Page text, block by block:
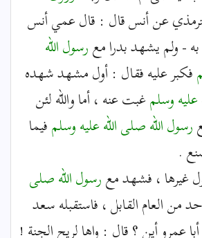
عن أنس قال : قال عمي أنس
- ولم يشهد بدرا معرسول الله
فكبر عليه فقال : أول مشهد شهده
وسلمغبت عنه ، أما والله لئن
رسول اللهصلى الله عليه وسلمفيما
.
غيرها ، فشهد معرسول اللهصلى
من العام القابل ، فاستقبله سعد
عمرو أين ؟ قال : واها لريح الجنة !